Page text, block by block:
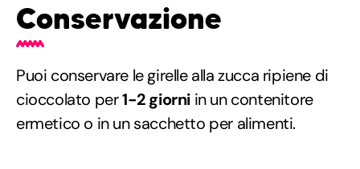
Conservazione
Puoi conservare le girelle alla zucca ripiene di
cioccolato per1-2 giorni in un contenitore
ermetico o in un sacchetto per alimenti.